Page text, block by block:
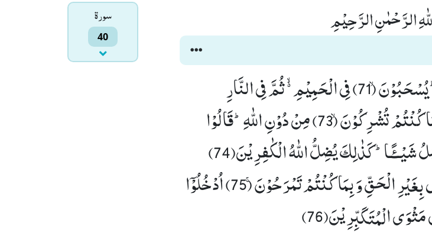
سورۃ
40
الرَّحْمٰنِ الرَّحِیْمِ
اِذِ الْاَغْلٰلُ فِیْۤ اَعْنَاقِهِمْ وَ السَّلٰسِلُؕ-یُسْحَبُوْنَۙ (71) فِی الْحَمِیْمِ ﳔ ثُمَّ فِی النَّارِ
یُسْجَرُوْنَۚ (72) ثُمَّ قِیْلَ لَهُمْ اَیْنَ مَا كُنْتُمْ تُشْرِكُوْنَۙ (73) مِنْ دُوْنِ اللّٰهِؕ-قَالُوْا
ضَلُّوْا عَنَّا بَلْ لَّمْ نَكُنْ نَّدْعُوْا مِنْ قَبْلُ شَیْــٴًـاؕ-كَذٰلِكَ یُضِلُّ اللّٰهُ الْكٰفِرِیْنَ(74)
ذٰلِكُمْ بِمَا كُنْتُمْ تَفْرَحُوْنَ فِی الْاَرْضِ بِغَیْرِ الْحَقِّ وَ بِمَا كُنْتُمْ تَمْرَحُوْنَۚ (75) اُدْخُلُوْۤا
الْمُتَكَبِّرِیْنَ(76)